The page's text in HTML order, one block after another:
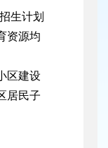
生计划
资源均
区建设
居民子